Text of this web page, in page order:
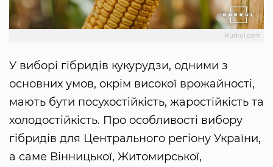
Kurkul.com
У виборі гібридів кукурудзи, одними з
основних умов, окрім високої врожайності,
мають бути посухостійкість, жаростійкість та
холодостійкість. Про особливості вибору
гібридів для Центрального регіону України,
а саме Вінницької, Житомирської,